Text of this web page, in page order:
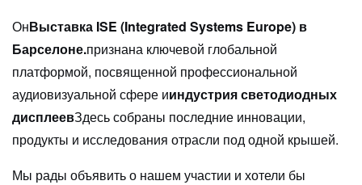
ОнВыставка ISE (Integrated Systems Europe) в
Барселоне.признана ключевой глобальной
платформой, посвященной профессиональной
аудиовизуальной сфере ииндустрия светодиодных
дисплеевЗдесь собраны последние инновации,
продукты и исследования отрасли под одной крышей.
Мы рады объявить о нашем участии и хотели бы